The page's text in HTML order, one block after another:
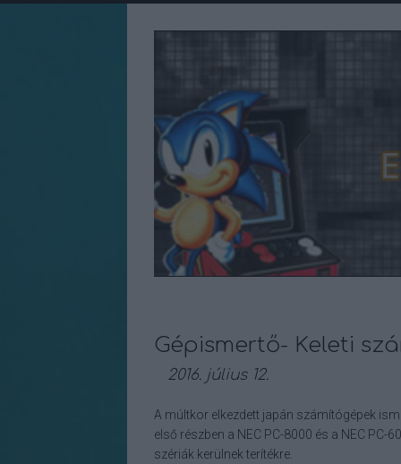
Gépismertő- Keleti
2016. július 12.
A múltkor elkezdett japán számítógépek
első részben a NEC PC-8000 és a NEC
szériák kerülnek terítékre.